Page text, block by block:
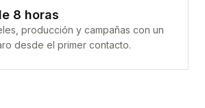
8 horas
producción y campañas con un
desde el primer contacto.